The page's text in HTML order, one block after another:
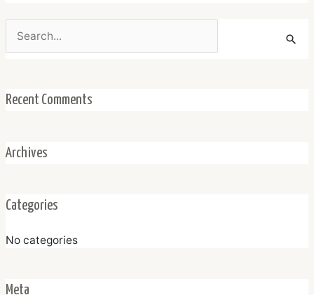
for:
Recent Comments
Archives
Categories
No categories
Meta